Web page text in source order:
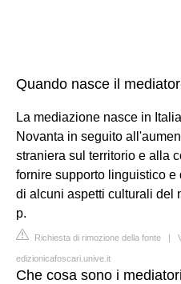
Quando nasce il
La mediazione nasce in
Novanta in seguito
straniera sul territorio e alla
fornire supporto linguistico
di alcuni aspetti culturali del
p.
Richiesta di rimozione della fonte |
edizionicafoscari.unive.it
Che cosa sono i